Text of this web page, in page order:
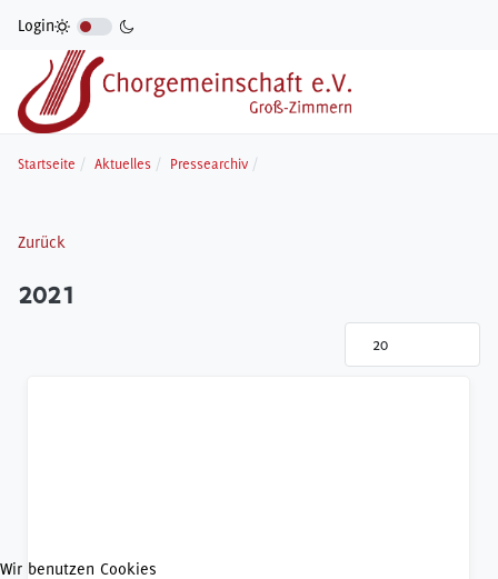
Login
Startseite Aktuelles Pressearchiv
Zurück
2021
Wir benutzen Cookies